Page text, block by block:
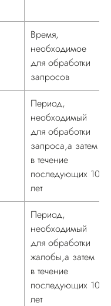
Время,
необходимое
для обработки
запросов
Период,
необходимый
для обработки
запроса,а затем
в течение
последующих 10
лет
Период,
необходимый
для обработки
жалобы,а затем
в течение
последующих 10
лет